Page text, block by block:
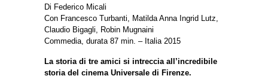
Di Federico Micali
Con Francesco Turbanti, Matilda Anna Ingrid Lutz,
Claudio Bigagli, Robin Mugnaini
Commedia, durata 87 min. – Italia 2015
La storia di tre amici si intreccia all’incredibile
storia del cinema Universale di Firenze.